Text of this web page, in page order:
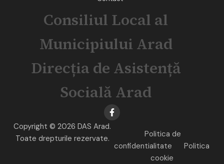
Consiliul Local al
Municipiului Arad
Direcția de Asistență
Socială Arad
Copyright © 2026 DAS Arad.
Toate drepturile rezervate.
Politica de
confidentialitate
Politica
cookie